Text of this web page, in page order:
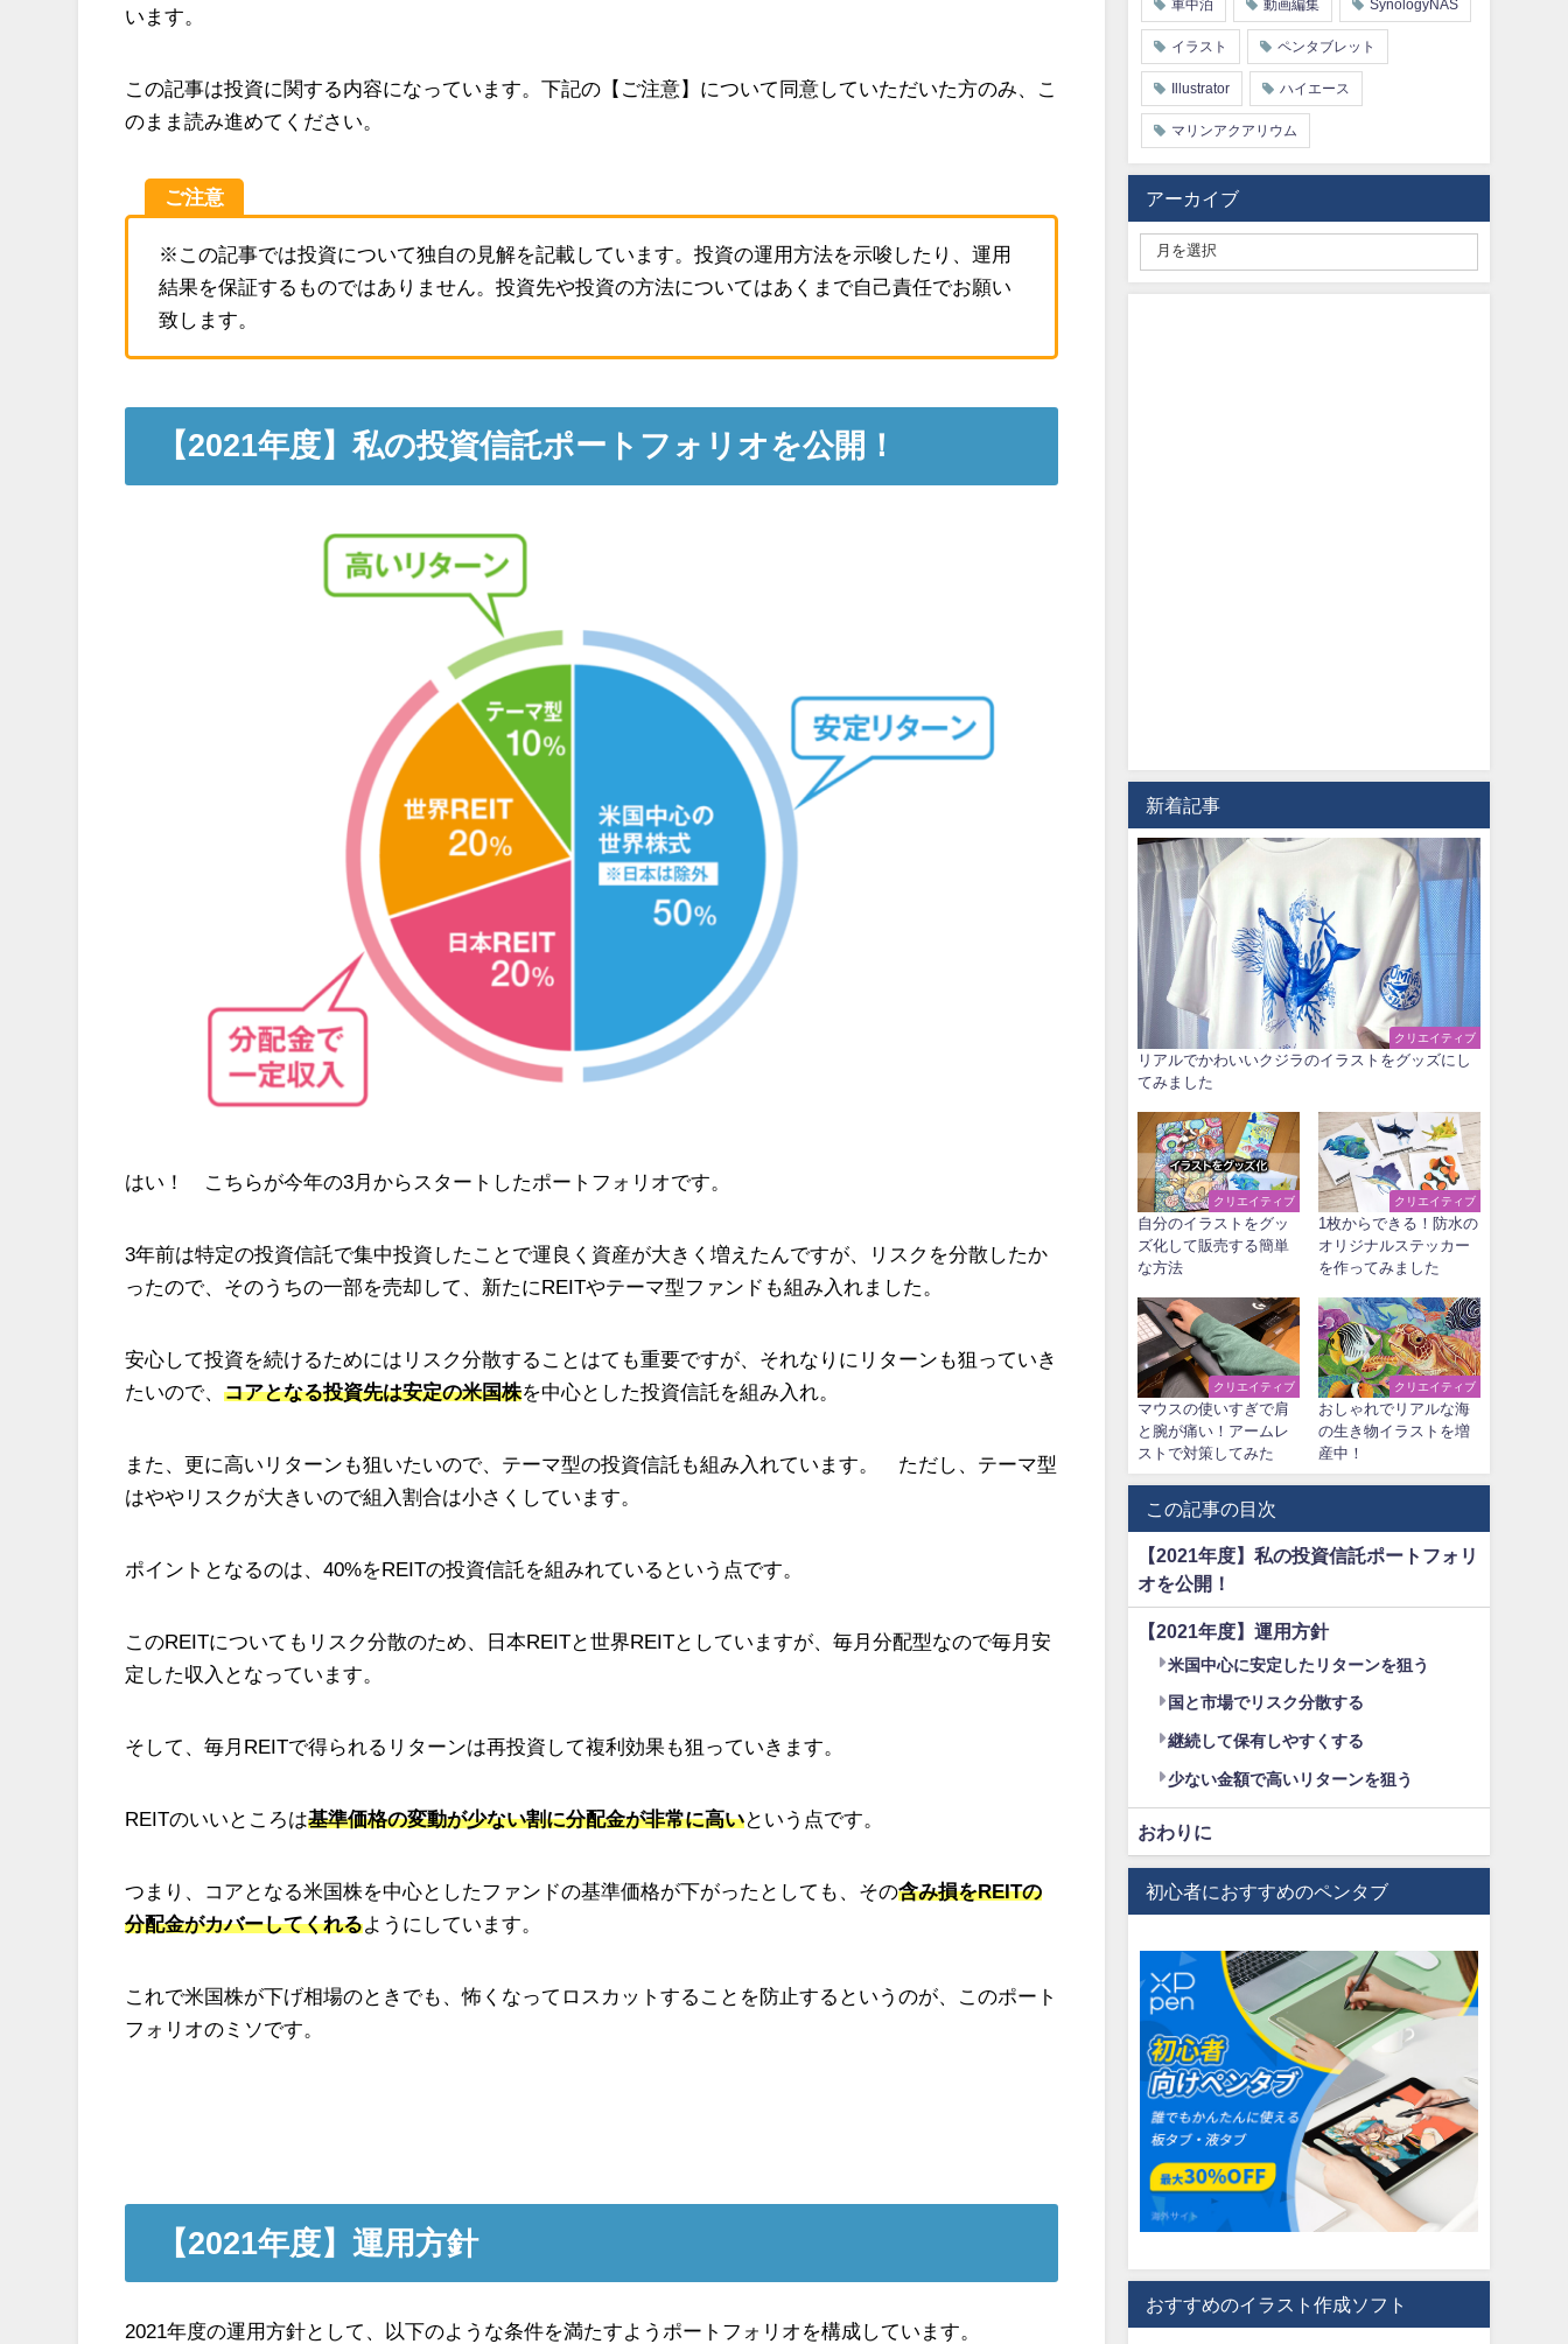
います。
この記事は投資に関する内容になっています。下記の【ご注意】について同意していただいた方のみ、こ
のまま読み進めてください。
ご注意
※この記事では投資について独自の見解を記載しています。投資の運用方法を示唆したり、運用
結果を保証するものではありません。投資先や投資の方法についてはあくまで自己責任でお願い
致します。
【2021年度】私の投資信託ポートフォリオを公開！
はい！ こちらが今年の3月からスタートしたポートフォリオです。
3年前は特定の投資信託で集中投資したことで運良く資産が大きく増えたんですが、リスクを分散したか
ったので、そのうちの一部を売却して、新たにREITやテーマ型ファンドも組み入れました。
安心して投資を続けるためにはリスク分散することはても重要ですが、それなりにリターンも狙っていき
たいので、コアとなる投資先は安定の米国株を中心とした投資信託を組み入れ。
また、更に高いリターンも狙いたいので、テーマ型の投資信託も組み入れています。 ただし、テーマ型
はややリスクが大きいので組入割合は小さくしています。
ポイントとなるのは、40%をREITの投資信託を組みれているという点です。
このREITについてもリスク分散のため、日本REITと世界REITとしていますが、毎月分配型なので毎月安
定した収入となっています。
そして、毎月REITで得られるリターンは再投資して複利効果も狙っていきます。
REITのいいところは基準価格の変動が少ない割に分配金が非常に高いという点です。
つまり、コアとなる米国株を中心としたファンドの基準価格が下がったとしても、その含み損をREITの
分配金がカバーしてくれる ようにしています。
これで米国株が下げ相場のときでも、怖くなってロスカットすることを防止するというのが、このポート
フォリオのミソです。
【2021年度】運用方針
2021年度の運用方針として、以下のような条件を満たすようポートフォリオを構成しています。
車中泊 動画編集 SynologyNAS
イラスト ペンタブレット
Illustrator ハイエース
マリンアクアリウム
アーカイブ
新着記事
クリエイティブ
リアルでかわいいクジラのイラストをグッズにし
てみました
クリエイティブ
自分のイラストをグッ
ズ化して販売する簡単
な方法
クリエイティブ
1枚からできる！防水の
オリジナルステッカー
を作ってみました
クリエイティブ
マウスの使いすぎで肩
と腕が痛い！アームレ
ストで対策してみた
クリエイティブ
おしゃれでリアルな海
の生き物イラストを増
産中！
この記事の目次
【2021年度】私の投資信託ポートフォリ
オを公開！
【2021年度】運用方針
米国中心に安定したリターンを狙う
国と市場でリスク分散する
継続して保有しやすくする
少ない金額で高いリターンを狙う
おわりに
初心者におすすめのペンタブ
おすすめのイラスト作成ソフト